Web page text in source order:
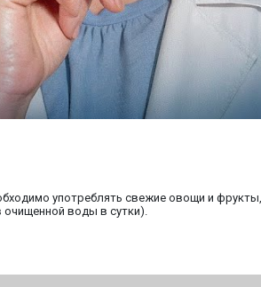
употреблять свежие овощи и
воды в сутки).